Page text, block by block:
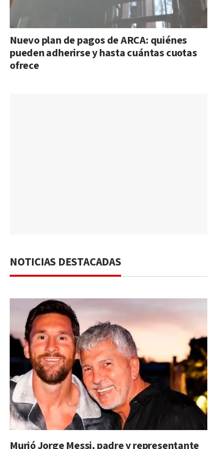
Nuevo plan de pagos de ARCA: quiénes
pueden adherirse y hasta cuántas cuotas
ofrece
NOTICIAS DESTACADAS
Murió Jorge Messi, padre y representante